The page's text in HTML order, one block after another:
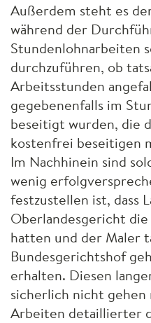
Außerdem steht es
während der
Stundenlohnarbeiten
durchzuführen, ob
Arbeitsstunden
gegebenenfalls im
beseitigt wurden, die
kostenfrei beseitigen
Im Nachhinein sind
wenig
festzustellen ist, dass
Oberlandesgericht die
hatten und der Maler
Bundesgerichtshof
erhalten. Diesen
sicherlich nicht gehen
Arbeiten detaillierter